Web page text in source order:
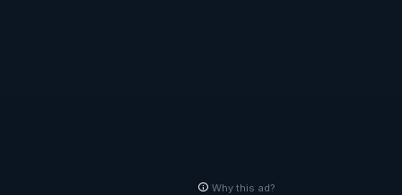
Why this ad?